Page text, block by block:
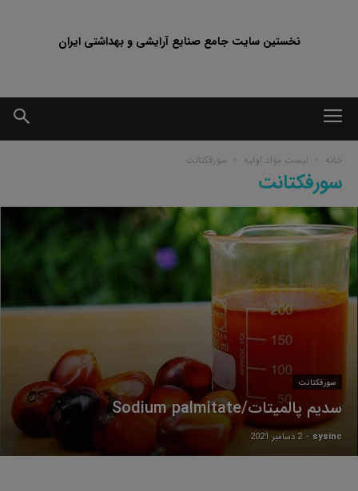
نخستین سایت جامع صنایع آرایشی و بهداشتی ایران
خانه لیست مواد اولیه سورفکتانت
سورفکتانت
سورفکتانت
سدیم پالمیتات/Sodium palmitate
sysinc
- 2 دسامبر 2021